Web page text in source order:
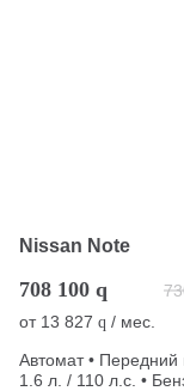
Nissan Note
708 100 q
от 13 827 q / мес.
Автомат • Передний
1.6 л. / 110 л.с. •